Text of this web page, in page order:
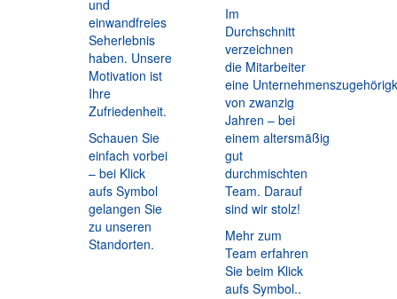
und
einwandfreies
Seherlebnis
haben. Unsere
Motivation ist
Ihre
Zufriedenheit.
Schauen Sie
einfach vorbei
– bei Klick
aufs Symbol
gelangen Sie
zu unseren
Standorten.
Im
Durchschnitt
verzeichnen
die Mitarbeiter
eine
von zwanzig
Jahren – bei
einem altersmäßig
gut
durchmischten
Team. Darauf
sind wir stolz!
Mehr zum
Team erfahren
Sie beim Klick
aufs Symbol..